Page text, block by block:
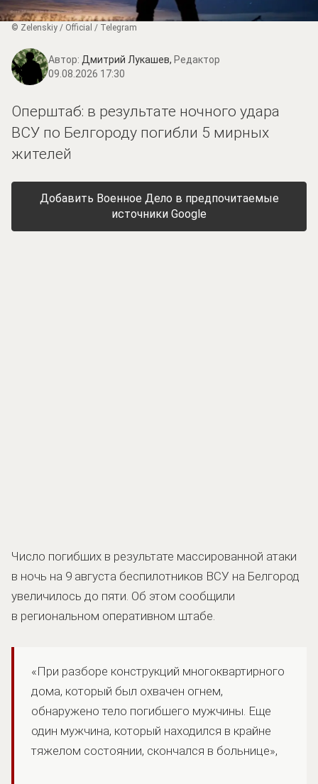
© Zеlеnskiу / Оfficiаl / Telegram
Автор: Дмитрий Лукашев, Редактор
09.08.2026 17:30
Оперштаб: в результате ночного удара
ВСУ по Белгороду погибли 5 мирных
жителей
Добавить Военное Дело в предпочитаемые
источники Google
Число погибших в результате массированной атаки
в ночь на 9 августа беспилотников ВСУ на Белгород
увеличилось до пяти. Об этом сообщили
в региональном оперативном штабе.
«При разборе конструкций многоквартирного
дома, который был охвачен огнем,
обнаружено тело погибшего мужчины. Еще
один мужчина, который находился в крайне
тяжелом состоянии, скончался в больнице»,